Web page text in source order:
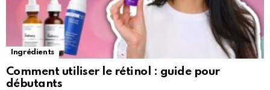
Ingrédients
Comment utiliser le rétinol : guide pour
débutants